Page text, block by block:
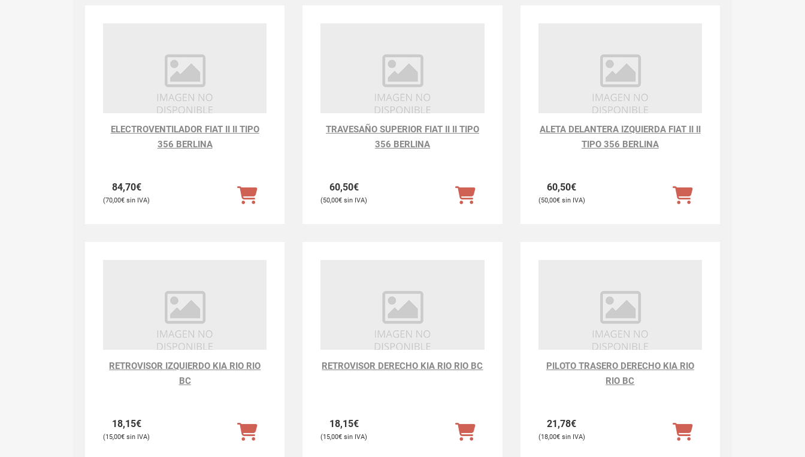
ELECTROVENTILADOR FIAT II II TIPO
356 BERLINA
84,70€
70,00€
TRAVESAÑO SUPERIOR FIAT II II TIPO
356 BERLINA
60,50€
50,00€
ALETA DELANTERA IZQUIERDA FIAT II II
TIPO 356 BERLINA
60,50€
50,00€
RETROVISOR IZQUIERDO KIA RIO RIO
BC
18,15€
15,00€
RETROVISOR DERECHO KIA RIO RIO BC
18,15€
15,00€
PILOTO TRASERO DERECHO KIA RIO
RIO BC
21,78€
18,00€